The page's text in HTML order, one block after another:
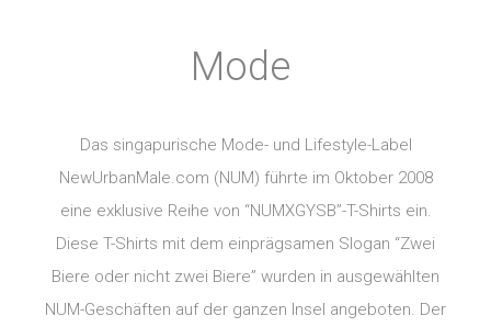
Mode
Das singapurische Mode- und Lifestyle-Label
NewUrbanMale.com (NUM) führte im Oktober 2008
eine exklusive Reihe von “NUMXGYSB”-T-Shirts ein.
Diese T-Shirts mit dem einprägsamen Slogan “Zwei
Biere oder nicht zwei Biere” wurden in ausgewählten
NUM-Geschäften auf der ganzen Insel angeboten. Der